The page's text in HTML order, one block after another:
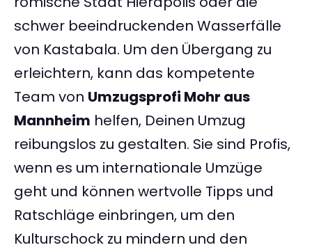
schwer beeindruckenden Wasserfälle
von Kastabala. Um den Übergang zu
erleichtern, kann das kompetente
Team von Umzugsprofi Mohr aus
Mannheim helfen, Deinen Umzug
reibungslos zu gestalten. Sie sind Profis,
wenn es um internationale Umzüge
geht und können wertvolle Tipps und
Ratschläge einbringen, um den
Kulturschock zu mindern und den